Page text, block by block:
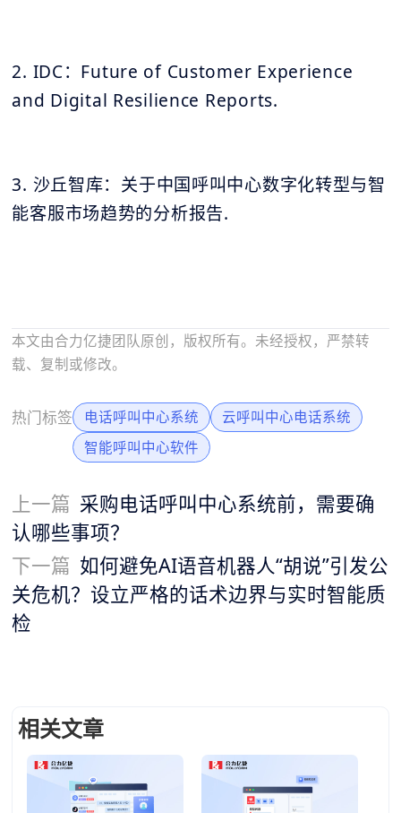
2. IDC：Future of Customer Experience
and Digital Resilience Reports.
3. 沙丘智库：关于中国呼叫中心数字化转型与智
能客服市场趋势的分析报告.
本文由合力亿捷团队原创，版权所有。未经授权，严禁转
载、复制或修改。
热门标签 电话呼叫中心系统
云呼叫中心电话系统
智能呼叫中心软件
上一篇 采购电话呼叫中心系统前，需要确
认哪些事项？
下一篇 如何避免AI语音机器人“胡说”引发公
关危机？设立严格的话术边界与实时智能质
检
相关文章